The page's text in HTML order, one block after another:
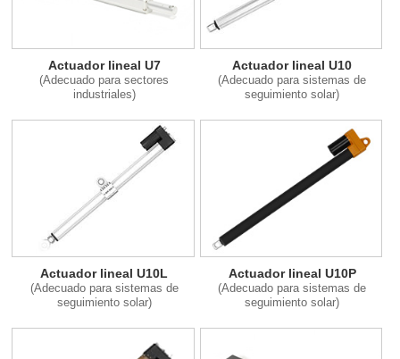
Actuador lineal U7
(Adecuado para sectores
industriales)
Actuador lineal U10
(Adecuado para sistemas de
seguimiento solar)
Actuador lineal U10L
(Adecuado para sistemas de
seguimiento solar)
Actuador lineal U10P
(Adecuado para sistemas de
seguimiento solar)